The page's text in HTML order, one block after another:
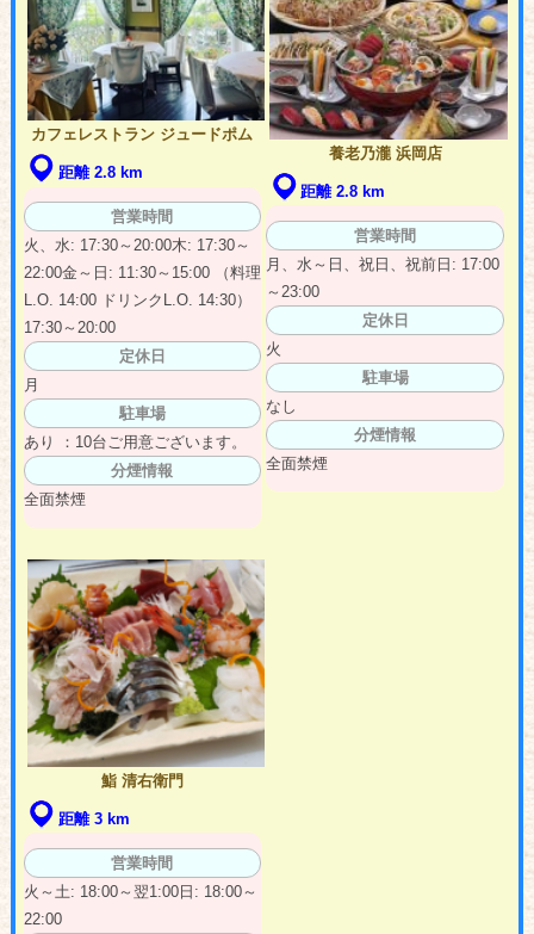
カフェレストラン ジュードポム
距離 2.8 km
営業時間
火、水: 17:30～20:00木: 17:30～
22:00金～日: 11:30～15:00 （料理
L.O. 14:00 ドリンクL.O. 14:30）
17:30～20:00
定休日
月
駐車場
あり ：10台ご用意ございます。
分煙情報
全面禁煙
養老乃瀧 浜岡店
距離 2.8 km
営業時間
月、水～日、祝日、祝前日: 17:00
～23:00
定休日
火
駐車場
なし
分煙情報
全面禁煙
鮨 清右衛門
距離 3 km
営業時間
火～土: 18:00～翌1:00日: 18:00～
22:00